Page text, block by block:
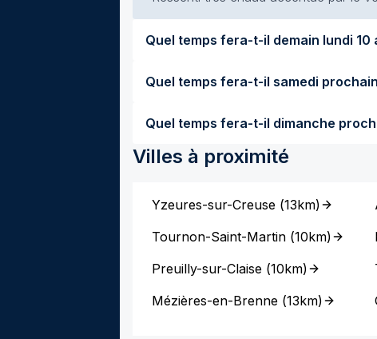
Quel temps fera-
Villes à proximité
Yzeures-sur-Creuse (13km)
Tournon-Saint-Martin (10km)
Preuilly-sur-Claise (10km)
Mézières-en-Brenne (13km)